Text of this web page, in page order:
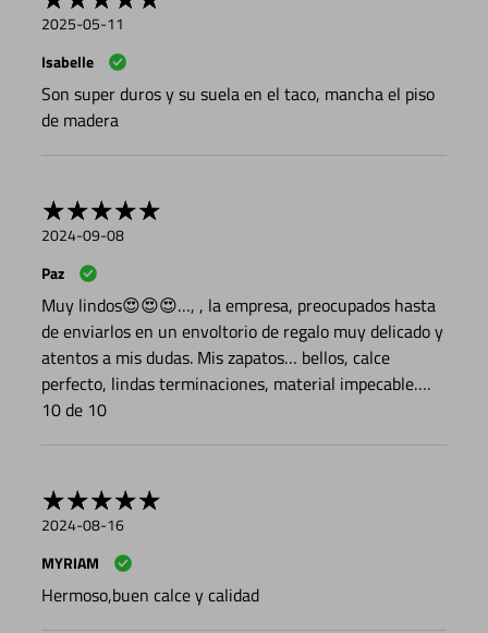
2025-05-11
Isabelle
Son super duros y su suela en el taco, mancha el piso
de madera
2024-09-08
Paz
Muy lindos😍😍😍…, , la empresa, preocupados hasta
de enviarlos en un envoltorio de regalo muy delicado y
atentos a mis dudas. Mis zapatos… bellos, calce
perfecto, lindas terminaciones, material impecable….
10 de 10
2024-08-16
MYRIAM
Hermoso,buen calce y calidad